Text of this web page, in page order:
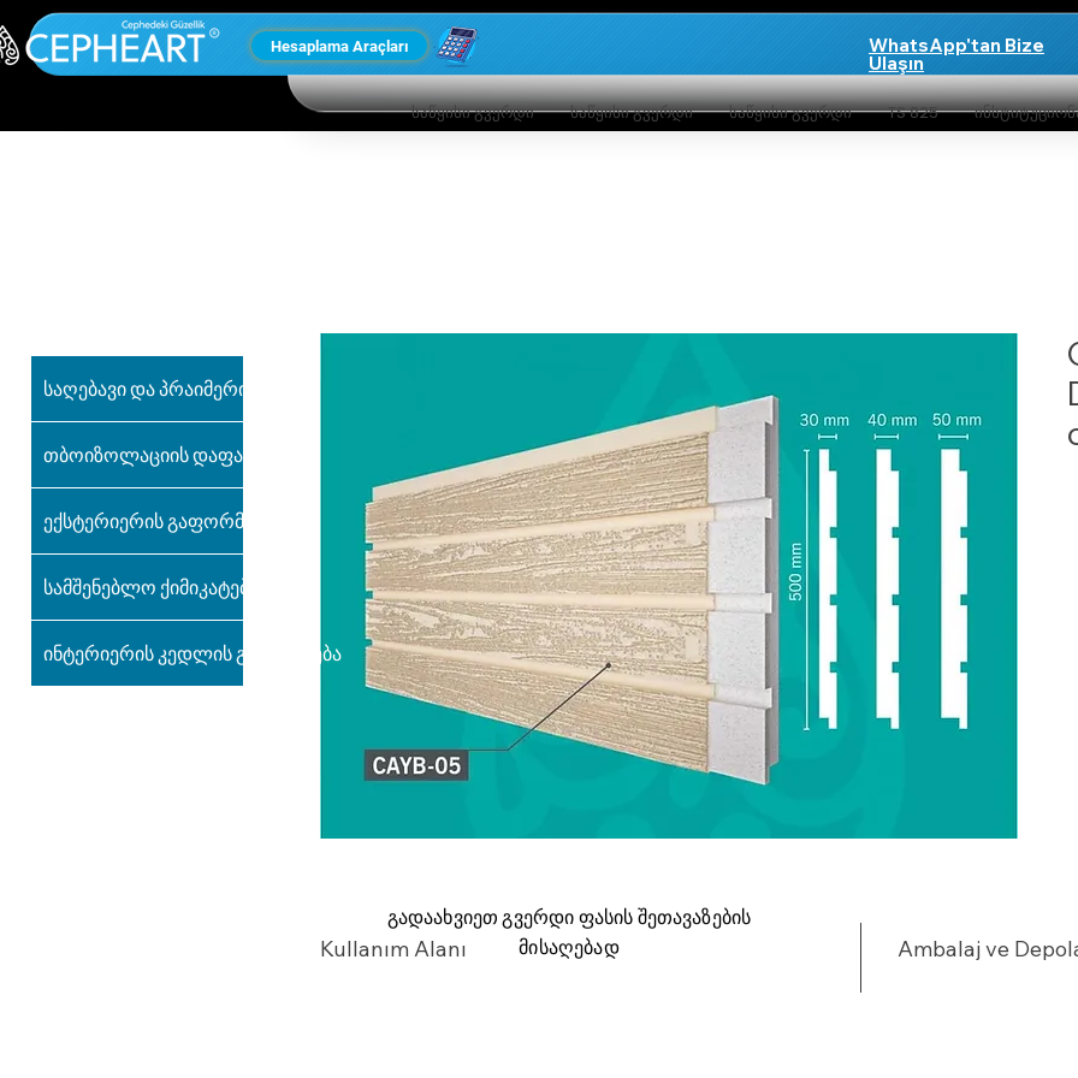
Hesaplama Araçları WhatsApp'tan Bize
Ulaşın
საწყისი გვერდი საწყისი გვერდი საწყისი გვერდი TS 825
Kullanım Alanı Ambalaj ve
გადაახვიეთ გვერდი ფასის შეთავაზების
მისაღებად
საღებავი და პრაიმერი
თბოიზოლაციის დაფა
ექსტერიერის გაფორმება
სამშენებლო ქიმიკატები
ინტერიერის კედლის გაფორმება